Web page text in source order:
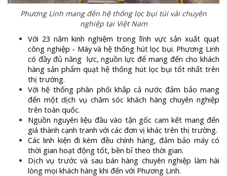
Phương Linh mang đến hệ thống lọc bụi túi vải chuyên
nghiệp tại Việt Nam
Với 23 năm kinh nghiệm trong lĩnh vực sản xuất quạt
công nghiệp - Máy và hệ thống hút lọc bụi. Phương Linh
có đầy đủ năng lực, nguồn lực để mang đến cho khách
hàng sản phẩm quạt hệ thống hút lọc bụi tốt nhất trên
thị trường.
Với hệ thống phân phối khắp cả nước đảm bảo mang
đến một dịch vụ chăm sóc khách hàng chuyên nghiệp
trên toàn quốc.
Nguồn nguyên liệu đầu vào tận gốc cam kết mang đến
giá thành cạnh tranh với các đơn vị khác trên thị trường.
Các linh kiện đi kèm đều chính hàng, đảm bảo máy có
thời gian hoạt động tốt, bền bỉ theo thời gian.
Dịch vụ trước và sau bán hàng chuyên nghiệp làm hài
lòng mọi khách hàng khi đến với Phương Linh.